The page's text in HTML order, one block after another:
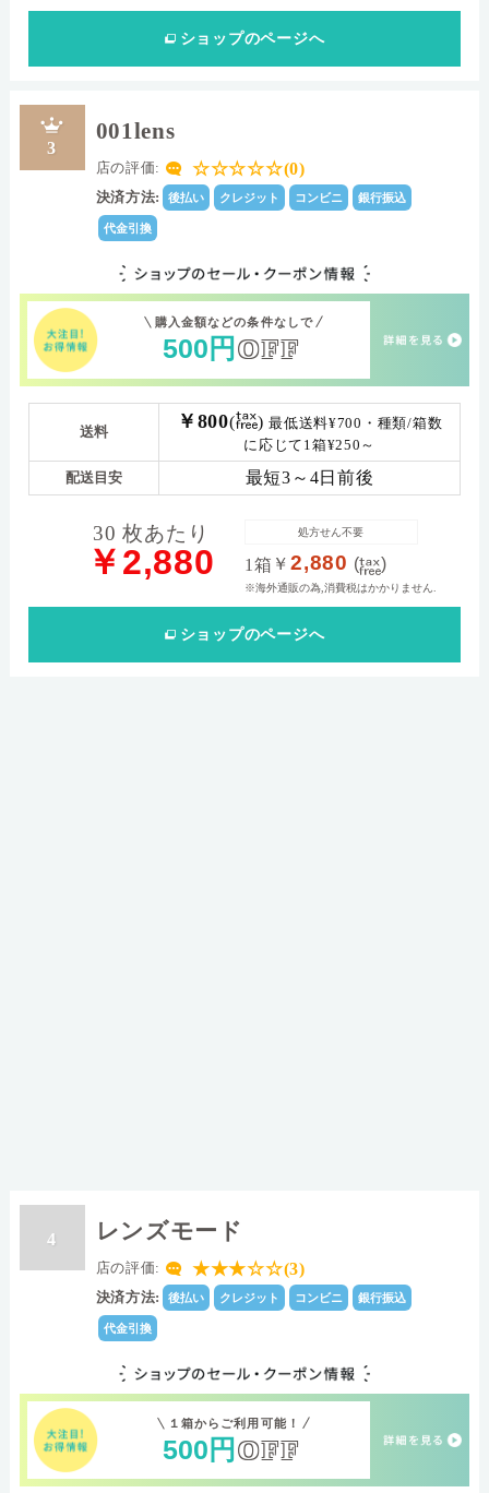
ショップのページへ
3
001lens
店の評価: ☆☆☆☆☆(0)
決済方法: 後払い クレジット コンビニ 銀行振込
代金引換
購入金額などの条件なしで
500 円 OFF
送料 ￥800( )最低送料¥700・種類/箱数
に応じて1箱¥250～
配送目安 最短3～4日前後
30 枚あたり
￥2,880 1箱 ￥2,880 ( )
※海外通販の為,消費税はかかりません.
処方せん不要
ショップのページへ
4 レンズモード
店の評価: ★★★☆☆(3)
決済方法: 後払い クレジット コンビニ 銀行振込
代金引換
１箱からご利用可能！
500 円 OFF